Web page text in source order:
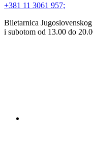
+381 11 3061 957;
Biletarnica
i subotom od 13.00 do